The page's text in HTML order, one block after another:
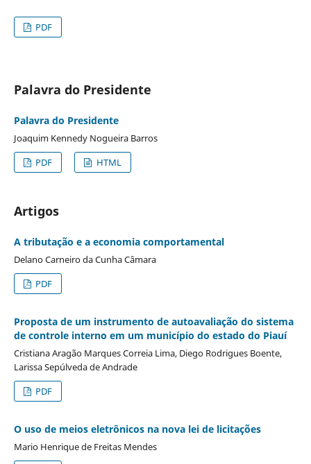
PDF
Palavra do Presidente
Palavra do Presidente
Joaquim Kennedy Nogueira Barros
PDF
HTML
Artigos
A tributação e a economia comportamental
Delano Carneiro da Cunha Câmara
PDF
Proposta de um instrumento de autoavaliação do sistema
de controle interno em um município do estado do Piauí
Cristiana Aragão Marques Correia Lima, Diego Rodrigues Boente,
Larissa Sepúlveda de Andrade
PDF
O uso de meios eletrônicos na nova lei de licitações
Mario Henrique de Freitas Mendes